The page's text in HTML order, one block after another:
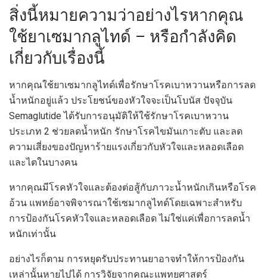
สิ่งนี้หมายความว่าอย่างไรหากคุณ
ใช้ยาเซมากลูไทด์ – หรือกำลังคิด
เกี่ยวกับเรื่องนี้
หากคุณใช้ยาเซมากลูไทด์เพื่อรักษาโรคเบาหวานหรือการลด
น้ำหนักอยู่แล้ว ประโยชน์ของหัวใจจะเป็นโบนัส ปัจจุบัน
Semaglutide ได้รับการอนุมัติให้ใช้รักษาโรคเบาหวาน
ประเภท 2 ช่วยลดน้ำหนัก รักษาโรคไขมันเกาะตับ และลด
ความเสี่ยงของปัญหาร้ายแรงเกี่ยวกับหัวใจและหลอดเลือด
และไตในบางคน
หากคุณมีโรคหัวใจและต้องต่อสู้กับภาวะน้ำหนักเกินหรือโรค
อ้วน แพทย์อาจพิจารณาใช้เซมากลูไทด์โดยเฉพาะสำหรับ
การป้องกันโรคหัวใจและหลอดเลือด ไม่ใช่แค่เพื่อการลดน้ำ
หนักเท่านั้น
อย่างไรก็ตาม การหยุดรับประทานยาอาจทำให้การป้องกัน
เหล่านั้นหายไปได้ การวิจัยจากคณะแพทยศาสตร์